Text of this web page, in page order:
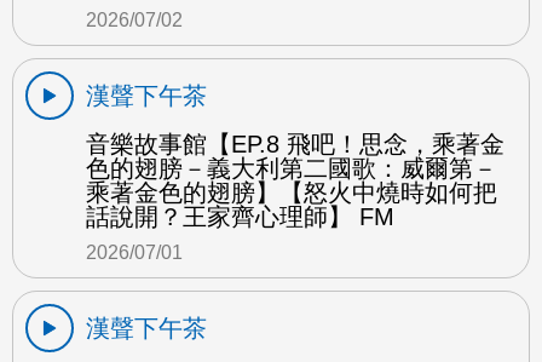
2026/07/02
漢聲下午茶
音樂故事館【EP.8 飛吧！思念，乘著金
色的翅膀－義大利第二國歌：威爾第－
乘著金色的翅膀】【怒火中燒時如何把
話說開？王家齊心理師】 FM
2026/07/01
漢聲下午茶